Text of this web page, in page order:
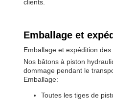
clients.
Emballage et
Emballage et expédition
Nos bâtons à piston
dommage pendant le
Emballage:
Toutes les tiges de